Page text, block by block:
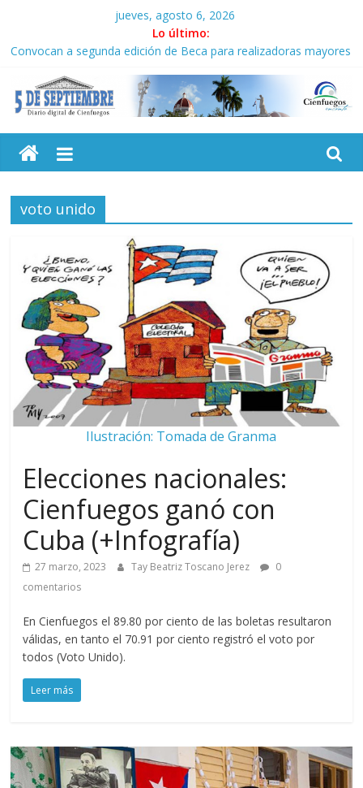
contenido
jueves, agosto 6, 2026
Lo último:
Convocan a segunda edición de Beca para realizadoras mayores
Neo-macartismo gourmet
Culmina servicio militar activo para jóvenes en Cienfuegos
Otorgan Medalla de la Amistad al activista Donald Dutherland
5
Septiembre
Diario
Cienfuegos,
Cuba
voto unido
Ilustración: Tomada de Granma
Elecciones nacionales:
Cienfuegos ganó con
Cuba (+Infografía)
27 marzo, 2023 Tay Beatriz Toscano Jerez
0
comentarios
En Cienfuegos el 89.80 por ciento de las boletas resultaron
válidas, en tanto el 70.91 por ciento registró el voto por
todos (Voto Unido).
Leer más